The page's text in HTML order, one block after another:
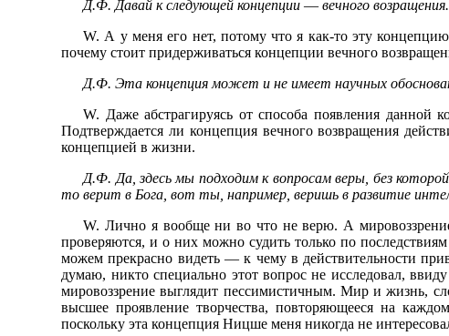
Д.Ф. Давай к следующей концепции— вечного
W. А у меня его нет, потому что я как-то эту
почему стоит придерживаться концепции вечного
Д.Ф. Эта концепция может и не имеет научных
W. Даже абстрагируясь от способа появления
Подтверждается ли концепция вечного возвращения
концепцией в жизни.
Д.Ф. Да, здесь мы подходим к вопросам веры, без
то верит в Бога, вот ты, например, веришь в развитие
W. Лично я вообще ни во что не верю. А
проверяются, и о них можно судить только по
можем прекрасно видеть — к чему в действительности
думаю, никто специально этот вопрос не исследовал,
мировоззрение выглядит пессимистичным. Мир и жизнь,
высшее проявление творчества, повторяющееся на
поскольку эта концепция Ницше меня никогда не